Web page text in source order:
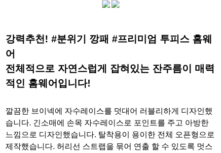
강력추천! #분위기 깡패 #프리미엄 투피스 홈웨
어
전체적으로 자연스럽게 잡혀있는 잔주름이 매력
적인 홈웨어입니다!
깔끔한 브이넥에 자수레이스를 덧대어 러블리하게 디자인했
습니다. 긴소매에 손목 자수레이스로 포인트를 주고 아방한
느낌으로 디자인했습니다. 탈착용이 용이한 전체 오픈형으로
제작했습니다. 허리선 스트랩을 묶어 연출 할 수 있도록 멋스